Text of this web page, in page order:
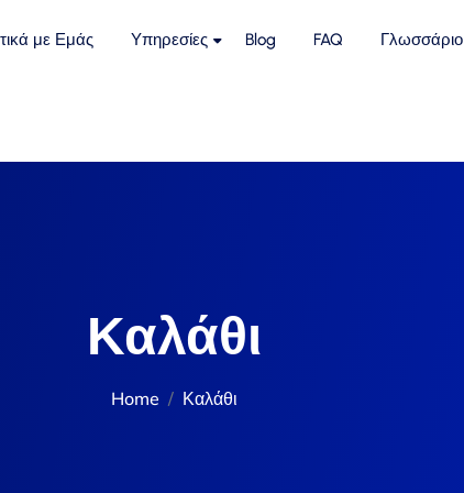
με Εμάς Υπηρεσίες Blog FAQ Γλωσσάριο
Καλάθι
Home Καλάθι